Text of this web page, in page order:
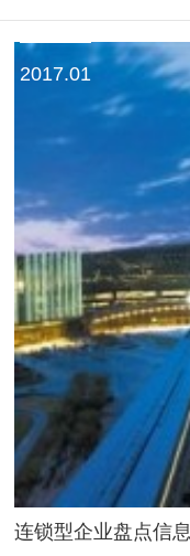
连锁型企业盘点信
2017.01